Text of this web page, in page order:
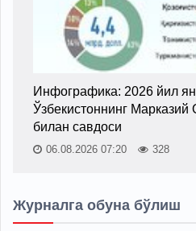
Инфографика: 2026 йил
Ўзбекистоннинг Марказий
билан савдоси
06.08.2026 07:20 328
Журналга обуна бўлиш